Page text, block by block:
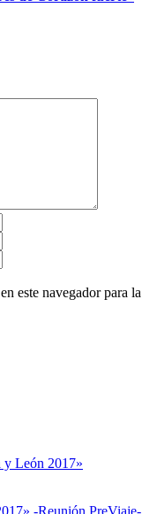
este navegador para la
y León 2017»